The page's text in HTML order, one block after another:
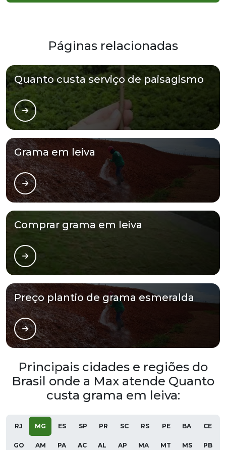
Páginas relacionadas
Quanto custa serviço de paisagismo
Grama em leiva
Comprar grama em leiva
Preço plantio de grama esmeralda
Principais cidades e regiões do
Brasil onde a Max atende Quanto
custa grama em leiva:
RJ MG ES SP PR SC RS PE BA CE
GO AM PA AC AL AP MA MT MS PB